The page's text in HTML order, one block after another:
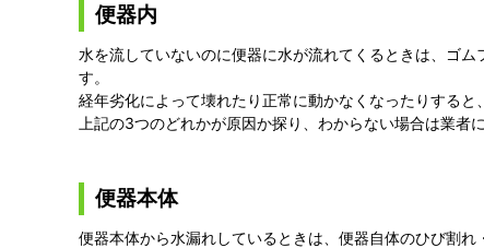
便器内
水を流していないのに便器に水が流れてくるときは、ゴ
す。
経年劣化によって壊れたり正常に動かなくなったりすると
上記の3つのどれかが原因か探り、わからない場合は業者
便器本体
便器本体から水漏れしているときは、便器自体のひび割れ